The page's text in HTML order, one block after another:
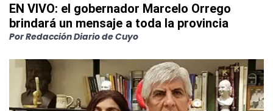
EN VIVO: el gobernador Marcelo Orrego
brindará un mensaje a toda la provincia
PorRedacción Diario de Cuyo